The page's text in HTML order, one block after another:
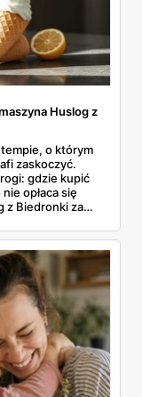
Huslog z
o którym
zaskoczyć.
gdzie kupić
opłaca się
z Biedronki za
sklepu.
się to zwraca.